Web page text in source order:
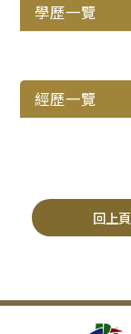
學歷一覽
經歷一覽
回上頁